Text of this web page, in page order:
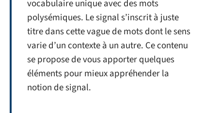
vocabulaire unique avec des mots
polysémiques. Le signal s’inscrit à juste
titre dans cette vague de mots dont le sens
varie d’un contexte à un autre. Ce contenu
se propose de vous apporter quelques
éléments pour mieux appréhender la
notion de signal.